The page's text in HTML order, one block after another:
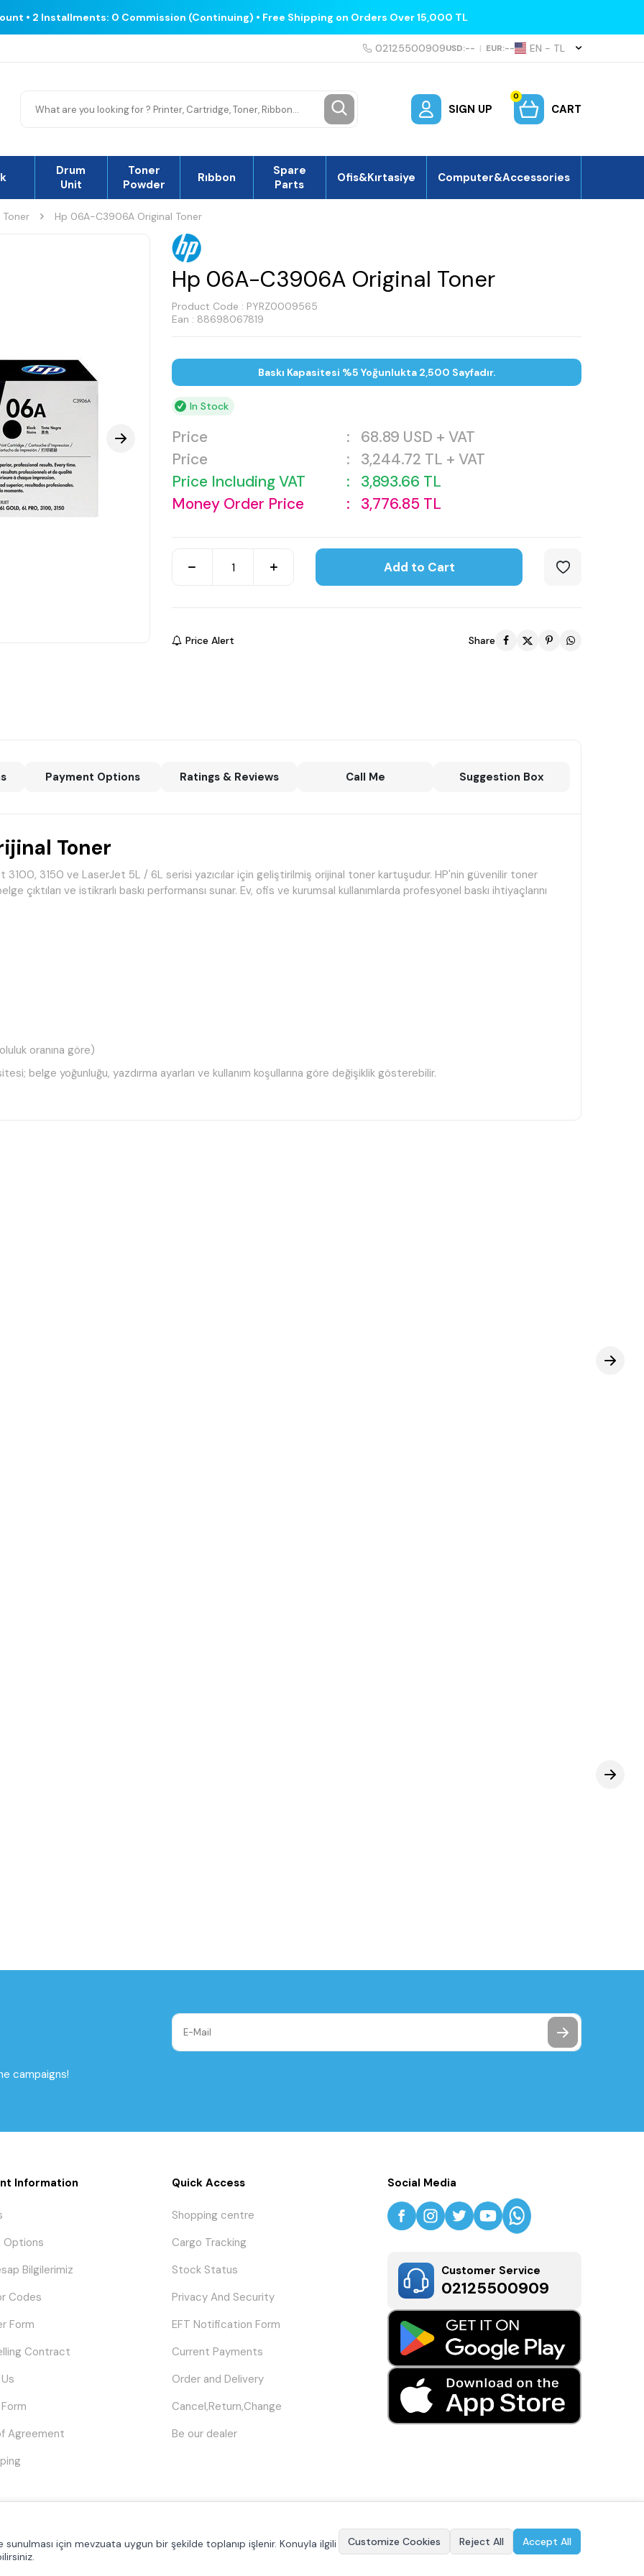
• 2 Installments: 0 Commission (Continuing) • Free Shipping on Orders Over 15,000 TL
02125500909USD:-- | EUR:-- EN − TL
SIGN UP
0
CART
Drum
Unit
Toner
Powder
Rıbbon
Spare
Parts
Ofis&Kırtasiye Computer&Accessories
Toner Hp 06A-C3906A Original Toner
Hp 06A-C3906A Original Toner
Product Code : PYRZ0009565
Ean : 88698067819
Baskı Kapasitesi %5 Yoğunlukta 2,500 Sayfadır.
In Stock
Price : 68.89 USD + VAT
Price
: 3,244.72 TL + VAT
Price Including VAT
: 3,893.66 TL
Money Order Price
: 3,776.85 TL
Add to Cart
Price Alert Share
Payment Options Ratings & Reviews Call Me Suggestion Box
Toner
3100, 3150 ve LaserJet 5L / 6L serisi yazıcılar için geliştirilmiş orijinal toner kartuşudur. HP'nin güvenilir toner
çıktıları ve istikrarlı baskı performansı sunar. Ev, ofis ve kurumsal kullanımlarda profesyonel baskı ihtiyaçlarını
oranına göre)
belge yoğunluğu, yazdırma ayarları ve kullanım koşullarına göre değişiklik gösterebilir.
campaigns!
Information
Options
Bilgilerimiz
Codes
Form
Contract
Agreement
Quick Access
Shopping centre
Cargo Tracking
Stock Status
Privacy And Security
EFT Notification Form
Current Payments
Order and Delivery
Cancel,Return,Change
Be our dealer
Social Media
Customer Service
02125500909
için mevzuata uygun bir şekilde toplanıp işlenir. Konuyla ilgili
Customize Cookies Reject All Accept All